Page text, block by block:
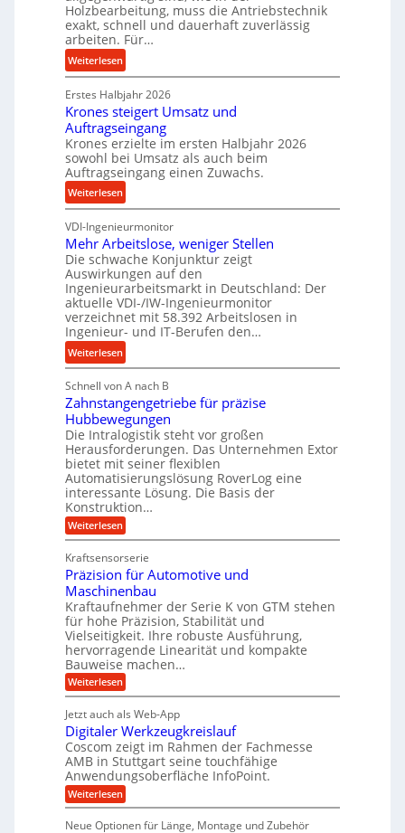
D
r
ü
c
k
p
r
o
z
e
s
s
e
w
i
n
e
t
r
i
e
b
u
n
d
H
y
d
r
a
u
l
i
m
V
e
r
g
l
e
c
Holzbearbeitung, muss die Antriebstechnik
exakt, schnell und dauerhaft zuverlässig
arbeiten. Für…
Weiterlesen:
P
r
ä
z
i
s
e
u
n
d
l
a
n
g
l
e
b
i
g
e
K
u
g
e
l
g
e
w
i
n
d
e
t
r
i
e
b
e
f
ü
r
r
a
Erstes Halbjahr 2026
Krones steigert Umsatz und
Auftragseingang
Krones erzielte im ersten Halbjahr 2026
sowohl bei Umsatz als auch beim
Auftragseingang einen Zuwachs.
Weiterlesen:
K
r
o
n
e
s
s
t
e
i
g
e
r
t
U
m
s
a
t
z
n
d
A
u
f
t
r
a
g
s
e
i
n
g
a
n
VDI-Ingenieurmonitor
Mehr Arbeitslose, weniger Stellen
Die schwache Konjunktur zeigt
Auswirkungen auf den
Ingenieurarbeitsmarkt in Deutschland: Der
aktuelle VDI-/IW-Ingenieurmonitor
verzeichnet mit 58.392 Arbeitslosen in
Ingenieur- und IT-Berufen den…
Weiterlesen:
M
e
h
r
A
r
b
e
i
t
s
l
o
s
e
,
w
e
n
i
g
e
r
S
t
e
Schnell von A nach B
Zahnstangengetriebe für präzise
Hubbewegungen
Die Intralogistik steht vor großen
Herausforderungen. Das Unternehmen Extor
bietet mit seiner flexiblen
Automatisierungslösung RoverLog eine
interessante Lösung. Die Basis der
Konstruktion…
Weiterlesen:
Z
h
n
s
t
a
n
g
e
n
g
e
t
r
i
e
b
e
f
ü
r
r
Kraftsensorserie
Präzision für Automotive und
Maschinenbau
Kraftaufnehmer der Serie K von GTM stehen
für hohe Präzision, Stabilität und
Vielseitigkeit. Ihre robuste Ausführung,
hervorragende Linearität und kompakte
Bauweise machen…
Weiterlesen:
P
ä
z
i
s
i
o
n
f
Jetzt auch als Web-App
Digitaler Werkzeugkreislauf
Coscom zeigt im Rahmen der Fachmesse
AMB in Stuttgart seine touchfähige
Anwendungsoberfläche InfoPoint.
Weiterlesen:
D
Neue Optionen für Länge, Montage und Zubehör